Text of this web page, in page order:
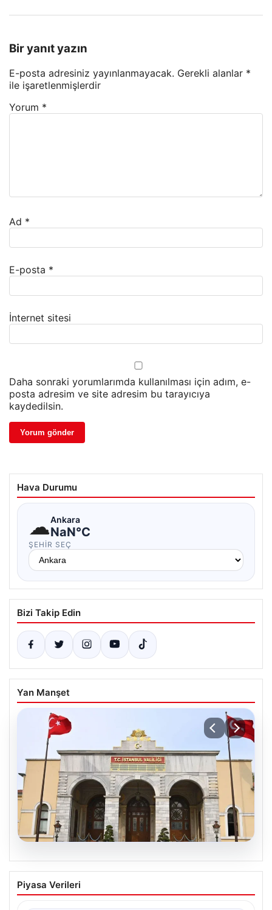
Bir yanıt yazın
E-posta adresiniz yayınlanmayacak. Gerekli alanlar *
ile işaretlenmişlerdir
Yorum *
Ad *
E-posta *
İnternet sitesi
Daha sonraki yorumlarımda kullanılması için adım, e-
posta adresim ve site adresim bu tarayıcıya
kaydedilsin.
Hava Durumu
☁Ankara
NaN°C
ŞEHIR SEÇ
Bizi Takip Edin
Yan Manşet
04.08.2026
İstanbul Valiliği Sahte Sosyal Medya
Hesaplarına Karşı Uyardı
Piyasa Verileri